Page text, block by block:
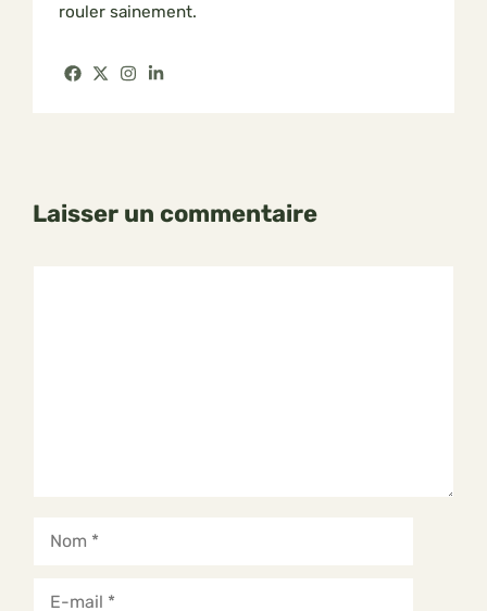
rouler sainement.
Laisser un commentaire